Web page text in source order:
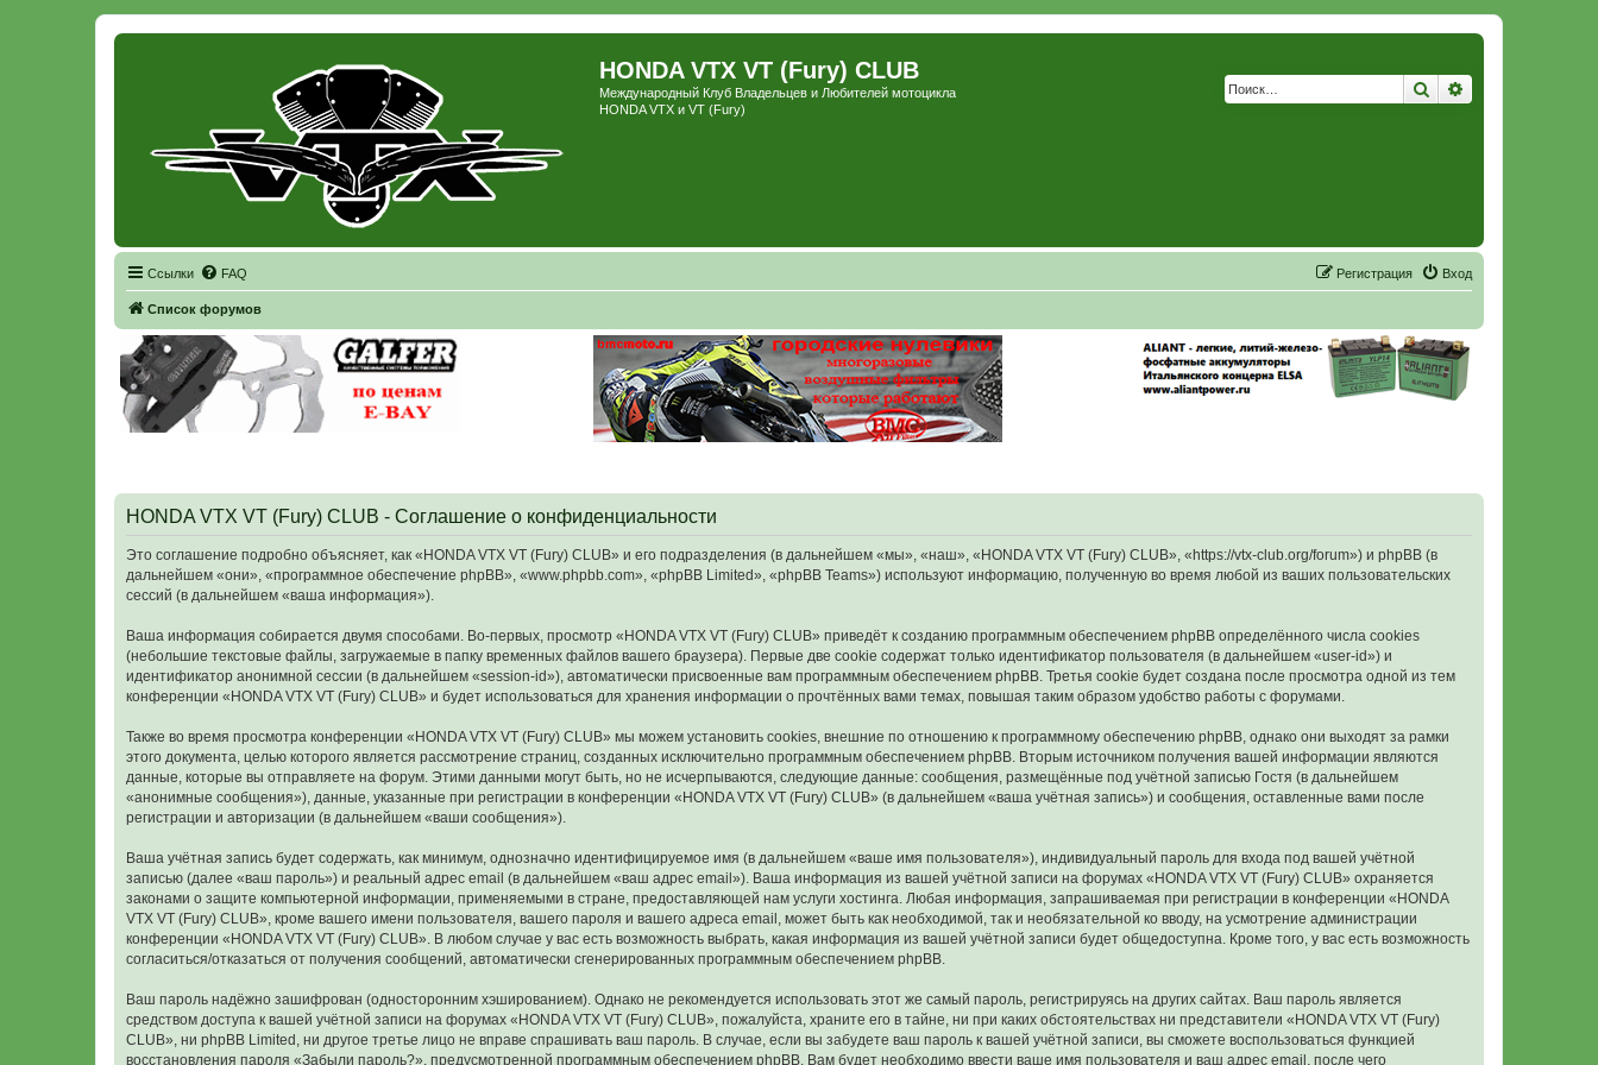
HONDA VTX VT (Fury) CLUB
Международный Клуб Владельцев и Любителей мотоцикла
HONDA VTX и VT (Fury)
Поиск
Ссылки FAQ Вход
Регистрация
Список форумов
HONDA VTX VT (Fury) CLUB - Соглашение о конфиденциальности
Это соглашение подробно объясняет, как «HONDA VTX VT (Fury) CLUB» и его подразделения (в дальнейшем «мы», «наш», «HONDA VTX VT (Fury) CLUB», «https://vtx-club.org/forum») и phpBB (в
дальнейшем «они», «программное обеспечение phpBB», «www.phpbb.com», «phpBB Limited», «phpBB Teams») используют информацию, полученную во время любой из ваших пользовательских
сессий (в дальнейшем «ваша информация»).
Ваша информация собирается двумя способами. Во-первых, просмотр «HONDA VTX VT (Fury) CLUB» приведёт к созданию программным обеспечением phpBB определённого числа cookies
(небольшие текстовые файлы, загружаемые в папку временных файлов вашего браузера). Первые две cookie содержат только идентификатор пользователя (в дальнейшем «user-id») и
идентификатор анонимной сессии (в дальнейшем «session-id»), автоматически присвоенные вам программным обеспечением phpBB. Третья cookie будет создана после просмотра одной из тем
конференции «HONDA VTX VT (Fury) CLUB» и будет использоваться для хранения информации о прочтённых вами темах, повышая таким образом удобство работы с форумами.
Также во время просмотра конференции «HONDA VTX VT (Fury) CLUB» мы можем установить cookies, внешние по отношению к программному обеспечению phpBB, однако они выходят за рамки
этого документа, целью которого является рассмотрение страниц, созданных исключительно программным обеспечением phpBB. Вторым источником получения вашей информации являются
данные, которые вы отправляете на форум. Этими данными могут быть, но не исчерпываются, следующие данные: сообщения, размещённые под учётной записью Гостя (в дальнейшем
«анонимные сообщения»), данные, указанные при регистрации в конференции «HONDA VTX VT (Fury) CLUB» (в дальнейшем «ваша учётная запись») и сообщения, оставленные вами после
регистрации и авторизации (в дальнейшем «ваши сообщения»).
Ваша учётная запись будет содержать, как минимум, однозначно идентифицируемое имя (в дальнейшем «ваше имя пользователя»), индивидуальный пароль для входа под вашей учётной
записью (далее «ваш пароль») и реальный адрес email (в дальнейшем «ваш адрес email»). Ваша информация из вашей учётной записи на форумах «HONDA VTX VT (Fury) CLUB» охраняется
законами о защите компьютерной информации, применяемыми в стране, предоставляющей нам услуги хостинга. Любая информация, запрашиваемая при регистрации в конференции «HONDA
VTX VT (Fury) CLUB», кроме вашего имени пользователя, вашего пароля и вашего адреса email, может быть как необходимой, так и необязательной ко вводу, на усмотрение администрации
конференции «HONDA VTX VT (Fury) CLUB». В любом случае у вас есть возможность выбрать, какая информация из вашей учётной записи будет общедоступна. Кроме того, у вас есть возможность
согласиться/отказаться от получения сообщений, автоматически сгенерированных программным обеспечением phpBB.
Ваш пароль надёжно зашифрован (односторонним хэшированием). Однако не рекомендуется использовать этот же самый пароль, регистрируясь на других сайтах. Ваш пароль является
средством доступа к вашей учётной записи на форумах «HONDA VTX VT (Fury) CLUB», пожалуйста, храните его в тайне, ни при каких обстоятельствах ни представители «HONDA VTX VT (Fury)
CLUB», ни phpBB Limited, ни другое третье лицо не вправе спрашивать ваш пароль. В случае, если вы забудете ваш пароль к вашей учётной записи, вы сможете воспользоваться функцией
восстановления пароля «Забыли пароль?», предусмотренной программным обеспечением phpBB. Вам будет необходимо ввести ваше имя пользователя и ваш адрес email, после чего